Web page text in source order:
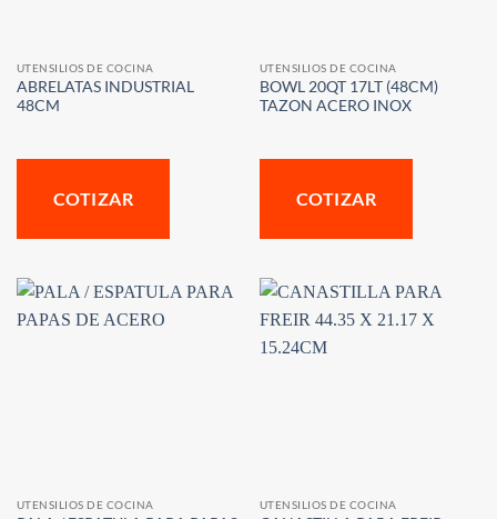
UTENSILIOS DE COCINA
ABRELATAS INDUSTRIAL
48CM
COTIZAR
UTENSILIOS DE COCINA
BOWL 20QT 17LT (48CM)
TAZON ACERO INOX
COTIZAR
UTENSILIOS DE COCINA UTENSILIOS DE COCINA